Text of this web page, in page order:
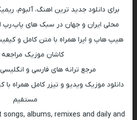
برای دانلود جدید ترین اهنگ، آلبوم،
محلی ایران و جهان در سبک های پاپ،رپ ار
کاشان موزیک مراجعه
مرجع ترانه های فارسی و
دانلود موزیک ویدیو و تیزر کامل همراه
مستقیم
albums, remixes and daily and